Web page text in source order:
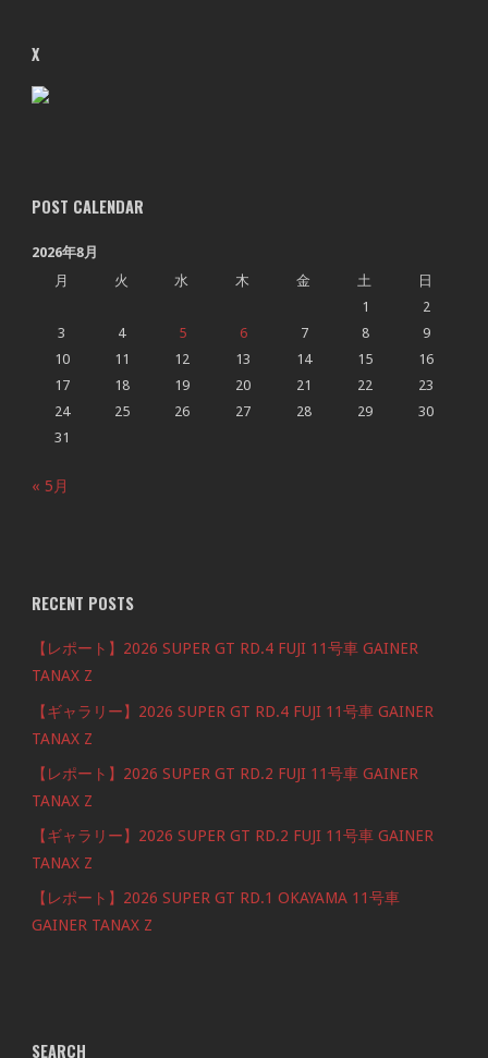
X
POST CALENDAR
2026年8月
月
火 水 木 金 土
日
1
2
3
4 5 6 7 8
9
10
11 12 13 14 15
16
17
18 19 20 21 22
23
24
25 26 27 28 29
30
31
« 5月
RECENT POSTS
【レポート】2026 SUPER GT RD.4 FUJI 11号車 GAINER
TANAX Z
【ギャラリー】2026 SUPER GT RD.4 FUJI 11号車 GAINER
TANAX Z
【レポート】2026 SUPER GT RD.2 FUJI 11号車 GAINER
TANAX Z
【ギャラリー】2026 SUPER GT RD.2 FUJI 11号車 GAINER
TANAX Z
【レポート】2026 SUPER GT RD.1 OKAYAMA 11号車
GAINER TANAX Z
SEARCH